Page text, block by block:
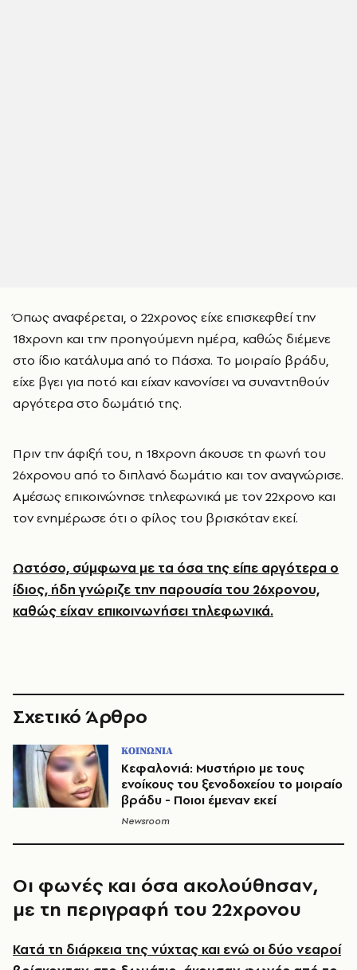
Όπως αναφέρεται, ο 22χρονος είχε επισκεφθεί την
18χρονη και την προηγούμενη ημέρα, καθώς διέμενε
στο ίδιο κατάλυμα από το Πάσχα. Το μοιραίο βράδυ,
είχε βγει για ποτό και είχαν κανονίσει να συναντηθούν
αργότερα στο δωμάτιό της.
Πριν την άφιξή του, η 18χρονη άκουσε τη φωνή του
26χρονου από το διπλανό δωμάτιο και τον αναγνώρισε.
Αμέσως επικοινώνησε τηλεφωνικά με τον 22χρονο και
τον ενημέρωσε ότι ο φίλος του βρισκόταν εκεί.
Ωστόσο, σύμφωνα με τα όσα της είπε αργότερα ο
ίδιος, ήδη γνώριζε την παρουσία του 26χρονου,
καθώς είχαν επικοινωνήσει τηλεφωνικά.
Σχετικό Άρθρο
ΚΟΙΝΩΝΙΑ
Κεφαλονιά: Μυστήριο με τους
ενοίκους του ξενοδοχείου το μοιραίο
βράδυ - Ποιοι έμεναν εκεί
Newsroom
Οι φωνές και όσα ακολούθησαν,
με τη περιγραφή του 22χρονου
Κατά τη διάρκεια της νύχτας και ενώ οι δύο νεαροί